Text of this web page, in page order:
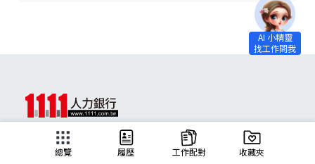
總覽 履歷 工作配對 收藏夾